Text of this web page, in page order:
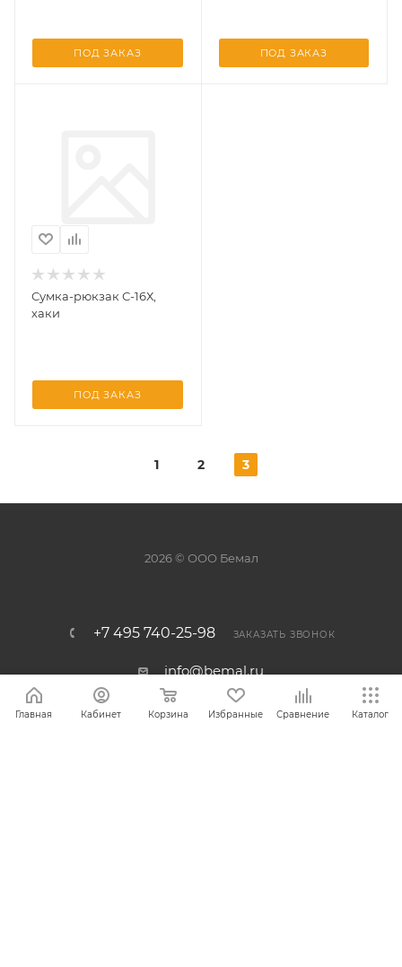
ПОД ЗАКАЗ ПОД ЗАКАЗ
Сумка-рюкзак С-16Х,
хаки
ПОД ЗАКАЗ
1 2 3
2026 © ООО Бемал
+7 495 740-25-98 ЗАКАЗАТЬ ЗВОНОК
info@bemal.ru
г. Москва, 1-й Варшавский проезд,
2 строение 12
Главная Кабинет Корзина Избранные Сравнение Каталог